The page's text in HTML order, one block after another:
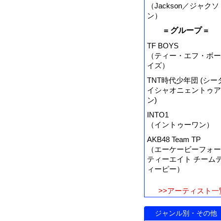
（Jackson／ジャクソ
ン）
= グループ =
TF BOYS
（ティー・エフ・ボー
イズ）
TNT時代少年団 (シー
イシャオニェントゥア
ン)
INTO1
（イントゥーワン）
AKB48 Team TP
（エーケービーフォー
ティーエイト チーム
ィーピー）
>>アーティスト一
ジャンル別・その他